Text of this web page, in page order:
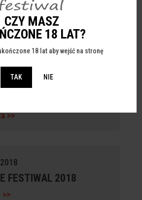
CZY MASZ
18 LAT?
18 lat aby wejść na stronę
TAK NIE
>>
FESTIWAL 2019
>>
FESTIWAL 2018